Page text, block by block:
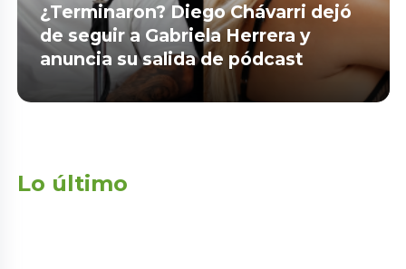
¿Terminaron? Diego Chávarri dejó
de seguir a Gabriela Herrera y
anuncia su salida de pódcast
Lo último